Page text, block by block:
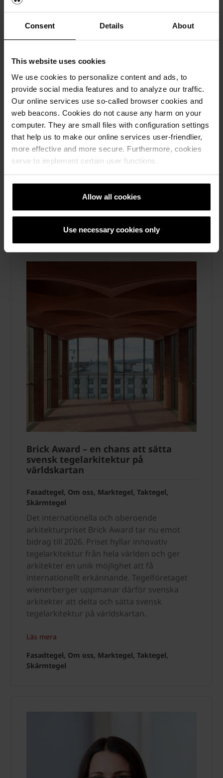
Consent Details About
This website uses cookies
We use cookies to personalize content and ads, to
provide social media features and to analyze our traffic.
Our online services use so-called browser cookies and
web beacons. Cookies do not cause any harm on your
computer. They are small files with configuration settings
that help us to make our online services user-friendlier,
more effective and more secure. Furthermore, cookies
serve to implement certain user functions.
Allow all cookies
Use necessary cookies only
wienerbergers showrooms
Fasadtegel, Taktegel, Marktegel, Skärmtegel, Om
oss
Upplev fasadtegel, skiffer och skärmtegel i
verkligheten – besök våra showrooms i
Stockholm, Göteborg och Malmö för
inspiration och rådgivning. Läs mer här.
Läs mera
oss
Brick Award – en chans att sätta
svensk tegelarkitektur på
världskartan
Fasadtegel, Om oss, Marktegel, Taktegel,
Skärmtegel
Det internationella och oberoende
arkitekturpriset Brick Award tar nu emot
bidrag till 2026. Priset hyllar innovativ
tegelarkitektur från hela världen och ger
arkitekter en unik möjlighet att få
internationellt erkännande. Tegelföretaget
wienerberger uppmanar därför svenska
arkitekter att delta och sätta svensk
tegelarkitektur på världskartan.
Läs mera
Fasadtegel, Om oss, Marktegel, Taktegel,
Skärmtegel